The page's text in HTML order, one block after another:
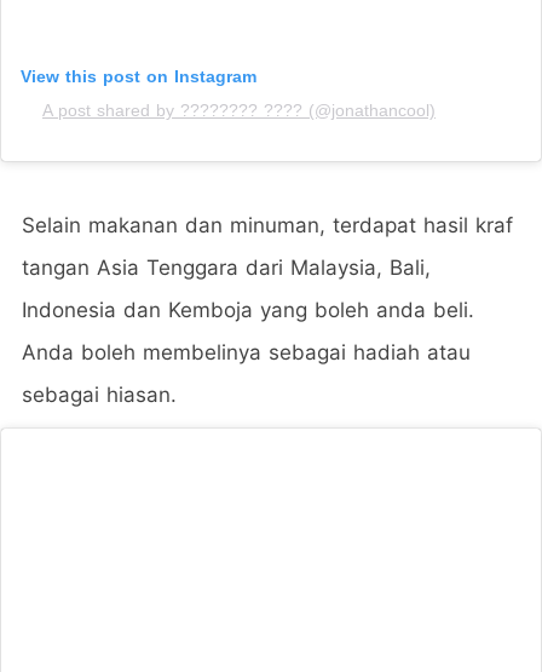
View this post on Instagram
A post shared by ???????? ???? (@jonathancool)
Selain makanan dan minuman, terdapat hasil kraf
tangan Asia Tenggara dari Malaysia, Bali,
Indonesia dan Kemboja yang boleh anda beli.
Anda boleh membelinya sebagai hadiah atau
sebagai hiasan.